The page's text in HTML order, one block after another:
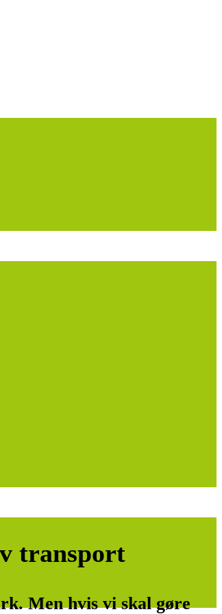
transport
Men hvis vi skal gøre